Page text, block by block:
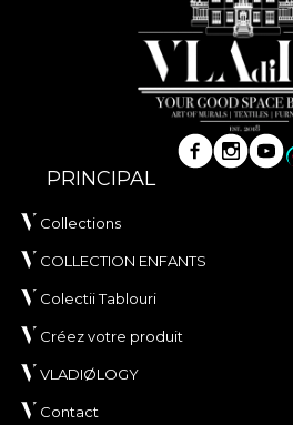
PRINCIPAL
Collections
COLLECTION ENFANTS
Colectii Tablouri
Créez votre produit
VLADIØLOGY
Contact